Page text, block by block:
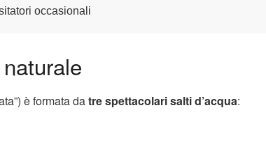
occasionali
è formata datre spettacolari salti d’acqua: